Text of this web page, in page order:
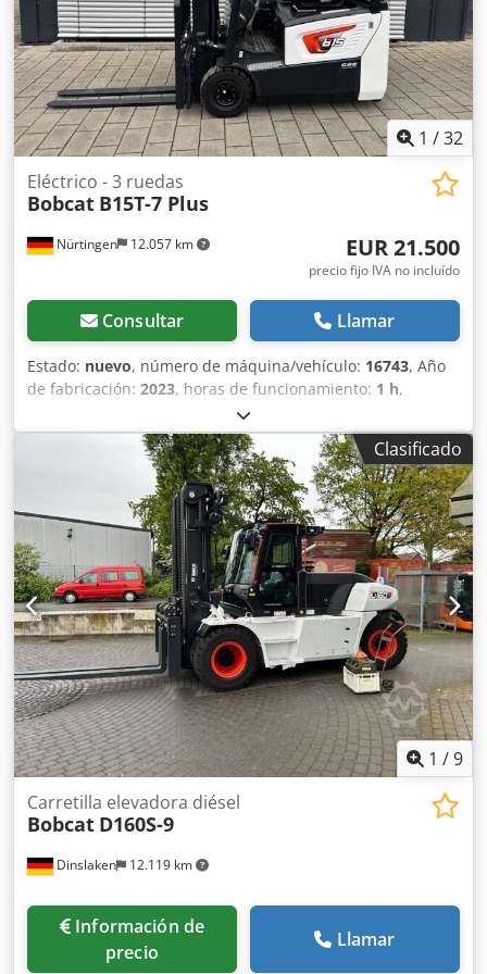
1 /32
Nürtingen 12.057 km
Eléctrico - 3 ruedas
Bobcat B15T-7 Plus
EUR 21.500
precio fijo IVA no incluído
Consultar Llamar
Estado: nuevo, número de máquina/vehículo: 16743, Año
de fabricación: 2023, horas de funcionamiento: 1 h,
1.500 kg, altura de elevación:
mm, ascensor libre:1.545 mm, centro de carga:500 mm,
tipo de combustible:eléctrico, tipo de mástil:triple, altura
2.130 mm, voltaje de la batería:48 V,
longitud de la horquilla:1.200 mm, tamaño del neumático
delantero:18x7-8, tamaño del neumático trasero:15x4,5-8,
peso total:
3.140 kg, 5069976 Número de serie: FBA11-
4180-08577 Especificaciones de la batería: 48 V, 575 Ah
Crsdpfeyhizxex Apvjf
Clasificado
1 /9
Dinslaken 12.119 km
Carretilla elevadora diésel
Bobcat D160S-9
Información de
precio
Llamar